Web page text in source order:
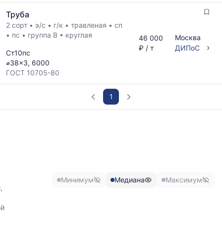
по
мере
обновления
прайс-
Труба
2 сорт • э/с • г/к • травленая • сп
• пс • группа В • круглая
Ст10пс
⌀38x3, 6000
ГОСТ 10705-80
46 000
₽ / т
Москва
ДИПоС
›
1
максимальной Минимум Медиана Максимум